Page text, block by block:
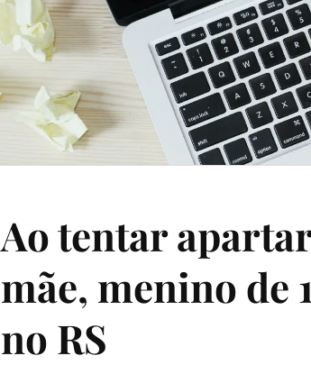
Ao tentar
mãe, menino de
no RS